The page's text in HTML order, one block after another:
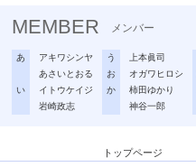
MEMBER メンバー
あ
アキワシンヤ
あさいとおる
い
イトウケイジ
岩崎政志
う
上本眞司
お
オガワヒロシ
か
柿田ゆかり
神谷一郎
トップページ